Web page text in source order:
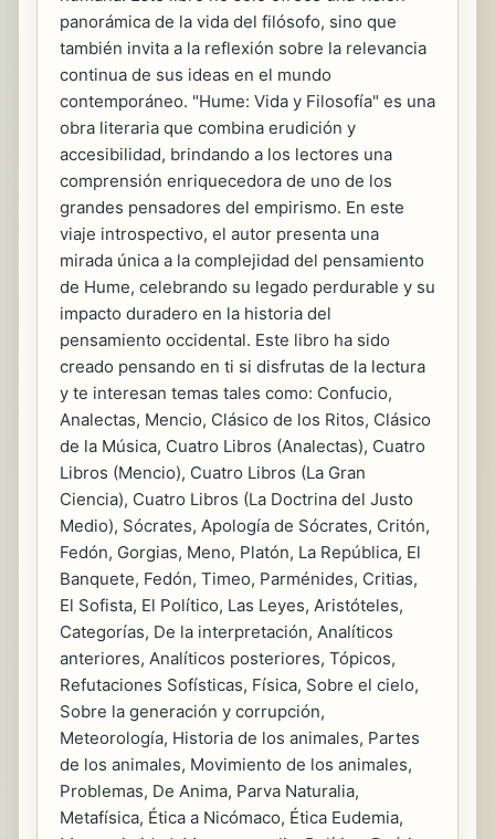
panorámica de la vida del filósofo, sino que
también invita a la reflexión sobre la relevancia
continua de sus ideas en el mundo
contemporáneo. "Hume: Vida y Filosofía" es una
obra literaria que combina erudición y
accesibilidad, brindando a los lectores una
comprensión enriquecedora de uno de los
grandes pensadores del empirismo. En este
viaje introspectivo, el autor presenta una
mirada única a la complejidad del pensamiento
de Hume, celebrando su legado perdurable y su
impacto duradero en la historia del
pensamiento occidental. Este libro ha sido
creado pensando en ti si disfrutas de la lectura
y te interesan temas tales como: Confucio,
Analectas, Mencio, Clásico de los Ritos, Clásico
de la Música, Cuatro Libros (Analectas), Cuatro
Libros (Mencio), Cuatro Libros (La Gran
Ciencia), Cuatro Libros (La Doctrina del Justo
Medio), Sócrates, Apología de Sócrates, Critón,
Fedón, Gorgias, Meno, Platón, La República, El
Banquete, Fedón, Timeo, Parménides, Critias,
El Sofista, El Político, Las Leyes, Aristóteles,
Categorías, De la interpretación, Analíticos
anteriores, Analíticos posteriores, Tópicos,
Refutaciones Sofísticas, Física, Sobre el cielo,
Sobre la generación y corrupción,
Meteorología, Historia de los animales, Partes
de los animales, Movimiento de los animales,
Problemas, De Anima, Parva Naturalia,
Metafísica, Ética a Nicómaco, Ética Eudemia,